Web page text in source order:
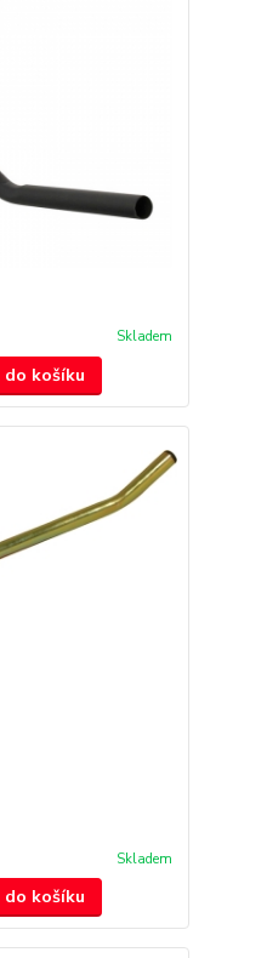
Skladem
košíku
Skladem
košíku